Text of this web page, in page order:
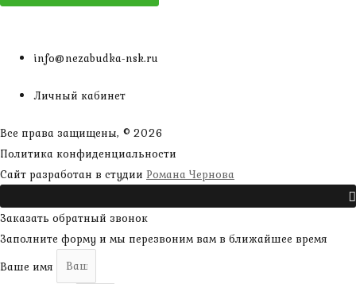
info@nezabudka-nsk.ru
Личный кабинет
Все права защищены, © 2026
Политика конфиденциальности
Сайт разработан в студии Романа Чернова
Заказать обратный звонок
Заполните форму и мы перезвоним вам в ближайшее время
Ваше имя